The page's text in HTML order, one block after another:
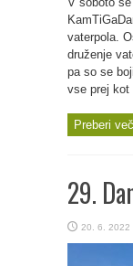
vaterpola.
druženje
pa so se
vse prej kot
Preberi
29.
20. 6. 2022